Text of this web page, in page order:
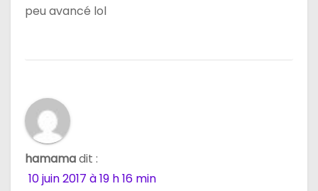
peu avancé lol
hamamadit :
10 juin 2017 à 19 h 16 min